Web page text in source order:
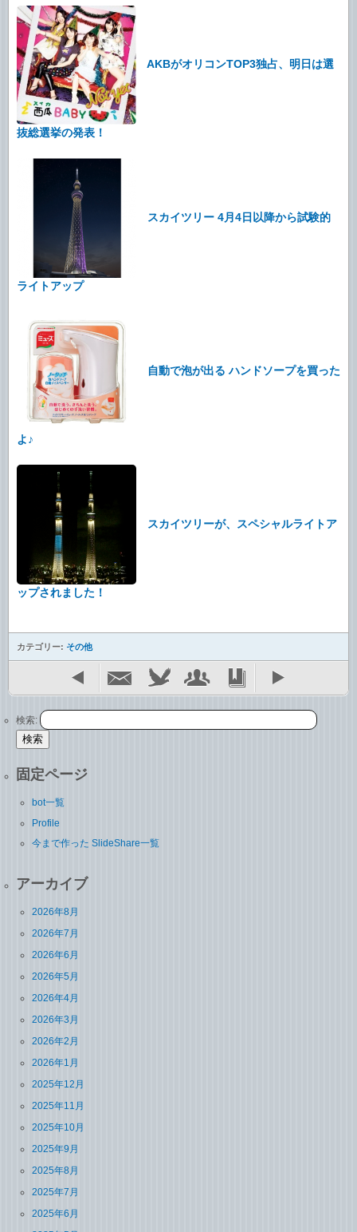
AKBがオリコンTOP3独占、明日は選
抜総選挙の発表！
スカイツリー 4月4日以降から試験的
ライトアップ
自動で泡が出る ハンドソープを買った
よ♪
スカイツリーが、スペシャルライトア
ップされました！
カテゴリー: その他
検索:
固定ページ
bot一覧
Profile
今まで作った SlideShare一覧
アーカイブ
2026年8月
2026年7月
2026年6月
2026年5月
2026年4月
2026年3月
2026年2月
2026年1月
2025年12月
2025年11月
2025年10月
2025年9月
2025年8月
2025年7月
2025年6月